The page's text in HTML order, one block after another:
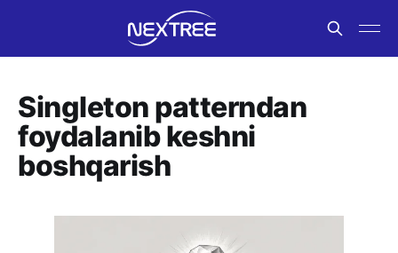
Singleton patterndan
foydalanib keshni
boshqarish